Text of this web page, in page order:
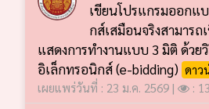
เขียนโปรแกรมออกแ
กส์เสมือนจริงสามาร
แสดงการทำงานแบบ 3 มิติ ด้วย
อิเล็กทรอนิกส์ (e-bidding) ดาว
เผยแพร่วันที่ : 23 ม.ค. 2569 |
: